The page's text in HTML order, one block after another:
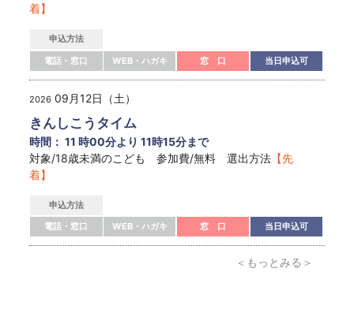
着】
申込方法
電話・窓口
WEB・ハガキ 窓 口 当日申込可
2026 09月12日（土）
きんしこうタイム
時間： 11 時00分より 11時15分まで
対象/18歳未満のこども 参加費/無料 選出方法 【先
着】
申込方法
電話・窓口
WEB・ハガキ 窓 口 当日申込可
＜もっとみる＞